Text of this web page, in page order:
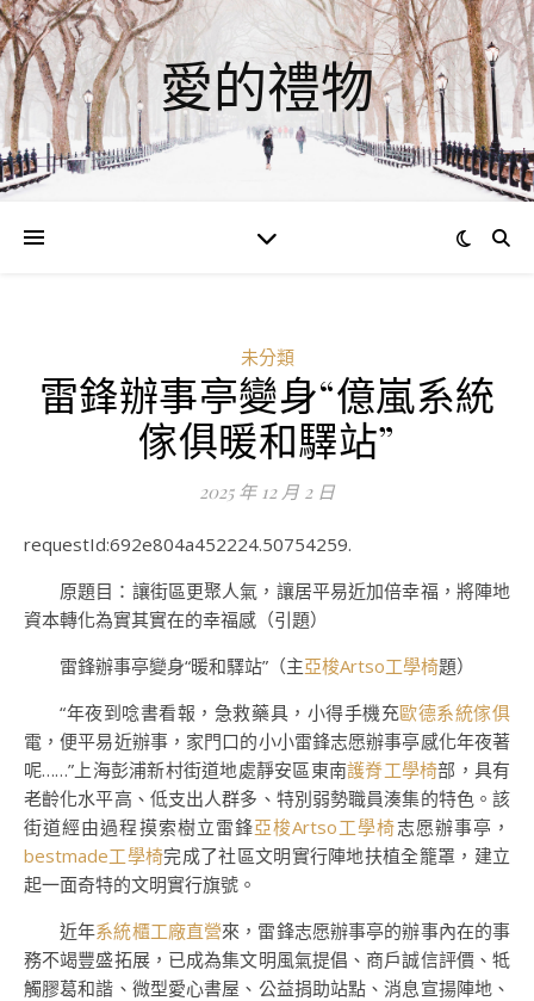
愛的禮物
未分類
雷鋒辦事亭變身“億嵐系統
傢俱暖和驛站”
2025 年 12 月 2 日
requestId:692e804a452224.50754259.
原題目：讓街區更聚人氣，讓居平易近加倍幸福，將陣地
資本轉化為實其實在的幸福感（引題）
雷鋒辦事亭變身“暖和驛站”（主亞梭Artso工學椅題）
“年夜到唸書看報，急救藥具，小得手機充歐德系統傢俱
電，便平易近辦事，家門口的小小雷鋒志愿辦事亭感化年夜著
呢……”上海彭浦新村街道地處靜安區東南護脊工學椅部，具有
老齡化水平高、低支出人群多、特別弱勢職員湊集的特色。該
街道經由過程摸索樹立雷鋒亞梭Artso工學椅志愿辦事亭，
bestmade工學椅完成了社區文明實行陣地扶植全籠罩，建立
起一面奇特的文明實行旗號。
近年系統櫃工廠直營來，雷鋒志愿辦事亭的辦事內在的事
務不竭豐盛拓展，已成為集文明風氣提倡、商戶誠信評價、牴
觸膠葛和諧、微型愛心書屋、公益捐助站點、消息宣揚陣地、